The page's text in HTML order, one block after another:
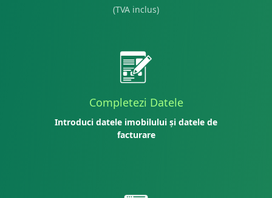
(TVA inclus)
Completezi Datele
Introduci datele imobilului și datele de
facturare